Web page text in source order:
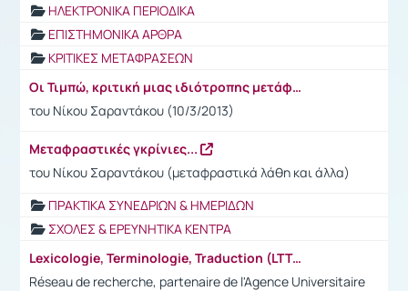
ΗΛΕΚΤΡΟΝΙΚΑ ΠΕΡΙΟΔΙΚΑ
ΕΠΙΣΤΗΜΟΝΙΚΑ ΑΡΘΡΑ
ΚΡΙΤΙΚΕΣ ΜΕΤΑΦΡΑΣΕΩΝ
Οι Τιμπώ, κριτική μιας ιδιότροπης μετάφρασης
του Νίκου Σαραντάκου (10/3/2013)
Μεταφραστικές γκρίνιες...
του Νίκου Σαραντάκου (μεταφραστικά λάθη και άλλα)
ΠΡΑΚΤΙΚΑ ΣΥΝΕΔΡΙΩΝ & ΗΜΕΡΙΔΩΝ
ΣΧΟΛΕΣ & ΕΡΕΥΝΗΤΙΚΑ ΚΕΝΤΡΑ
Lexicologie, Terminologie, Traduction (LTT)
Réseau de recherche, partenaire de l'Agence Universitaire